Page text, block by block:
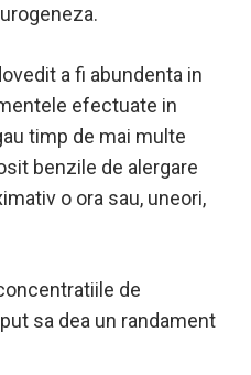
a fi abundenta in
efectuate in
timp de mai multe
benzile de alergare
o ora sau, uneori,
de
sa dea un randament